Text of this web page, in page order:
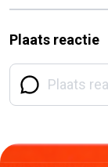
Plaats reactie